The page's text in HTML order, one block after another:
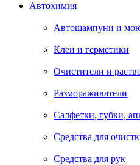
Автохимия
Автошампуни и
Клеи и герметики
Очистители и
Размораживатели
Салфетки, губки,
Средства для
Средства для рук